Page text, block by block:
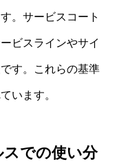
。サービスコート
ビスラインやサイ
す。これらの基準
います。
での使い分